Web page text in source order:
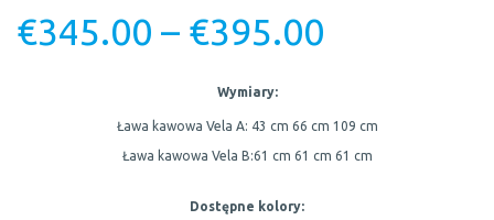
€345.00 – €395.00
Wymiary:
Ława kawowa Vela A: 43 cm 66 cm 109 cm
Ława kawowa Vela B:61 cm 61 cm 61 cm
Dostępne kolory: